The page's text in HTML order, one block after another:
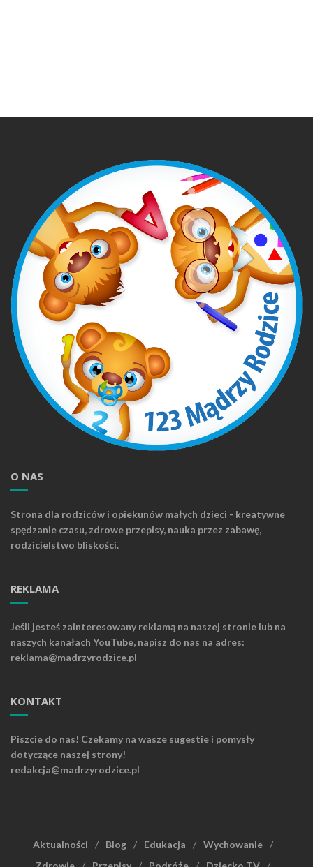
O NAS
Strona dla rodziców i opiekunów małych dzieci - kreatywne
spędzanie czasu, zdrowe przepisy, nauka przez zabawę,
rodzicielstwo bliskości.
REKLAMA
Jeśli jesteś zainteresowany reklamą na naszej stronie lub na
naszych kanałach YouTube, napisz do nas na adres:
reklama@madrzyrodzice.pl
KONTAKT
Piszcie do nas! Czekamy na wasze sugestie i pomysły
dotyczące naszej strony!
redakcja@madrzyrodzice.pl
Aktualności Blog Edukacja
Wychowanie